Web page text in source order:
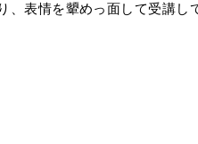
、表情を顰めっ面して受講し